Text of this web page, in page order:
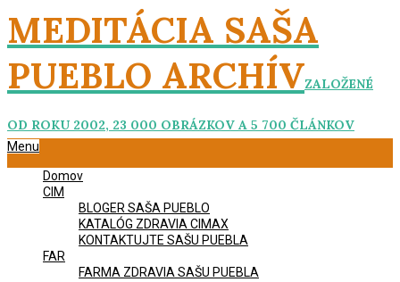
Skip
to
content
MEDITÁCIA SAŠA
PUEBLO ARCHÍVZALOŽENÉ
OD ROKU 2002, 23 000 OBRÁZKOV A 5 700 ČLÁNKOV
Primary
Menu
Domov
CIM
BLOGER SAŠA PUEBLO
KATALÓG ZDRAVIA CIMAX
KONTAKTUJTE SAŠU PUEBLA
FAR
FARMA ZDRAVIA SAŠU PUEBLA